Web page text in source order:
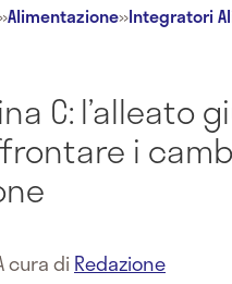
Alimentazione»Integratori
C: l’alleato
i
cura di Redazione